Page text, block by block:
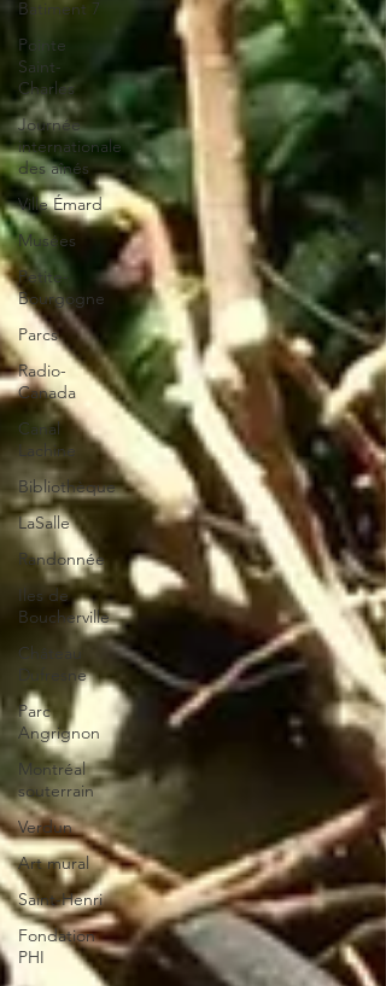
Batiment 7
Pointe
Saint-
Charles
Journée
internationale
des aînés
Ville Émard
Musées
Petite-
Bourgogne
Parcs
Radio-
Canada
Canal
Lachine
Bibliothèque
LaSalle
Randonnée
Iles de
Boucherville
Château
Dufresne
Parc
Angrignon
Montréal
souterrain
Verdun
Art mural
Saint-Henri
Fondation
PHI